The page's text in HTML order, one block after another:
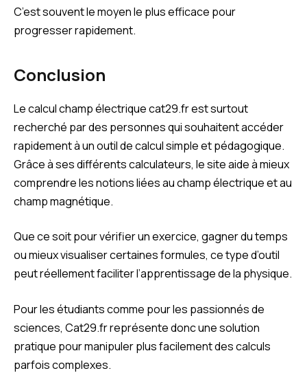
C’est souvent le moyen le plus efficace pour
progresser rapidement.
Conclusion
Le calcul champ électrique cat29.fr est surtout
recherché par des personnes qui souhaitent accéder
rapidement à un outil de calcul simple et pédagogique.
Grâce à ses différents calculateurs, le site aide à mieux
comprendre les notions liées au champ électrique et au
champ magnétique.
Que ce soit pour vérifier un exercice, gagner du temps
ou mieux visualiser certaines formules, ce type d’outil
peut réellement faciliter l’apprentissage de la physique.
Pour les étudiants comme pour les passionnés de
sciences, Cat29.fr représente donc une solution
pratique pour manipuler plus facilement des calculs
parfois complexes.